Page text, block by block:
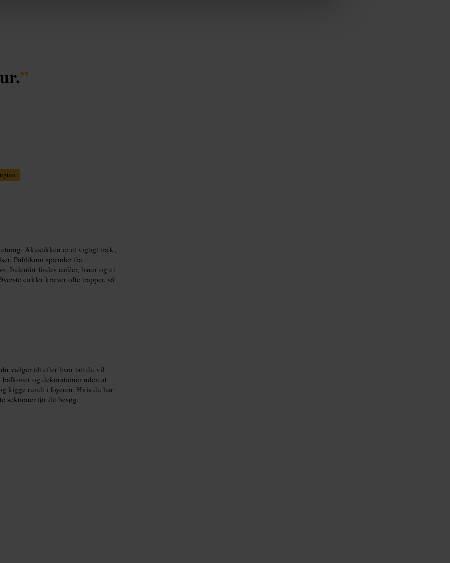
”
Akustikken er et vigtigt træk,
Publikum spænder fra
Indenfor findes caféer, barer og et
cirkler kræver ofte trapper, så
vælger alt efter hvor tæt du vil
og dekorationer uden at
kigge rundt i foyeren. Hvis du har
sektioner før dit besøg.